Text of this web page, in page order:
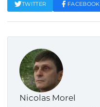
TWITTER FACEBOOK
Nicolas Morel